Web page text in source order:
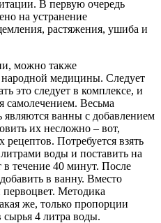
В первую очередь
на устранение
растяжения, ушиба и
можно также
народной медицины. Следует
это следует в комплексе, и
самолечением. Весьма
ванны с добавлением
их несложно – вот,
Потребуется взять
воды и поставить на
в течение 40 минут. После
в ванну. Вместо
Методика
же, только пропорции
4 литра воды.